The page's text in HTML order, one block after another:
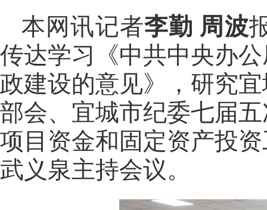
本网讯记者李勤 周波
传达学习《中共中央办
政建设的意见》，研究
部会、宜城市纪委七届
项目资金和固定资产投
武义泉主持会议。